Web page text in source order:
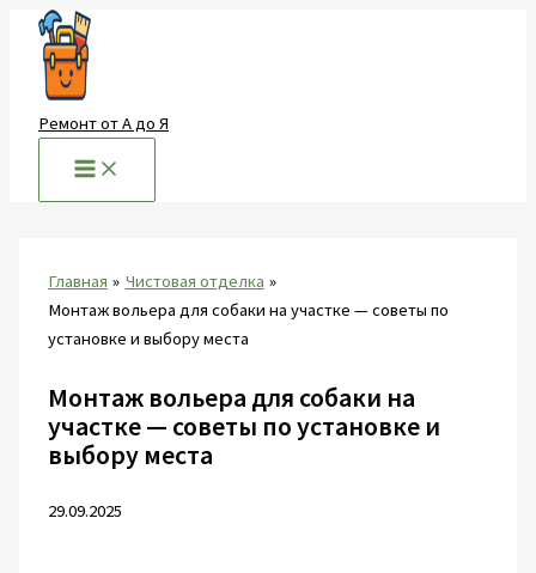
Перейти
содержимому
Ремонт от А до Я
Главная
Чистовая отделка
Монтаж вольера для собаки на участке — советы по
установке и выбору места
Монтаж вольера для собаки на
участке — советы по установке и
выбору места
29.09.2025